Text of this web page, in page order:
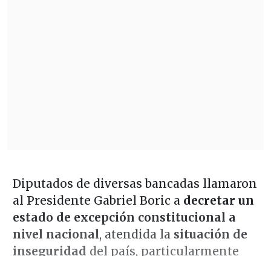
Diputados de diversas bancadas llamaron
al Presidente Gabriel Boric a decretar un
estado de excepción constitucional a
nivel nacional, atendida la situación de
inseguridad del país, particularmente